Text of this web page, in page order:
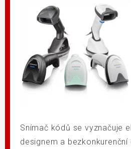
Snímač kódů se vyznačuje
designem a bezkonkurenční